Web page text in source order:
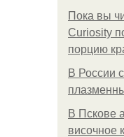
Пока вы
Curiosity
порцию
В России
В Пскове
височное